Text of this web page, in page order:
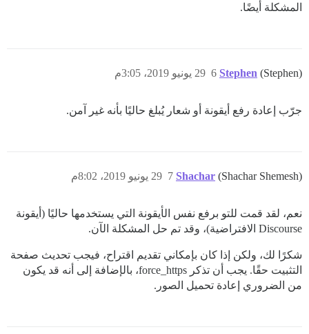
المشكلة أيضًا.
Stephen (Stephen) 29 يونيو 2019، 3:05م 6
جرّب إعادة رفع أيقونة أو شعار يُبلغ حاليًا بأنه غير آمن.
Shachar (Shachar Shemesh) 29 يونيو 2019، 8:02م 7
نعم، لقد قمت للتو برفع نفس الأيقونة التي يستخدمها حاليًا (أيقونة
Discourse الافتراضية)، وقد تم حل المشكلة الآن.
شكرًا لك، ولكن إذا كان بإمكاني تقديم اقتراح، فيجب تحديث صفحة
التثبيت حقًا. يجب أن تذكر force_https، بالإضافة إلى أنه قد يكون
من الضروري إعادة تحميل الصور.